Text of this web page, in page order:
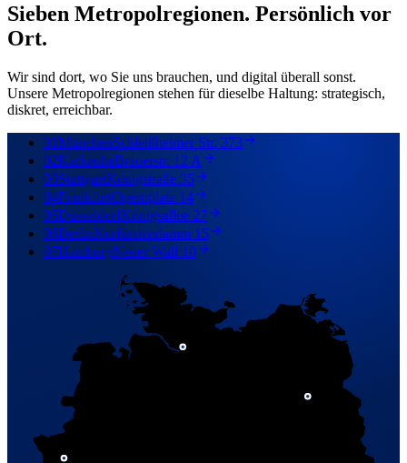
Sieben Metropolregionen. Persönlich vor
Ort.
Wir sind dort, wo Sie uns brauchen, und digital überall sonst.
Unsere Metropolregionen stehen für dieselbe Haltung: strategisch,
diskret, erreichbar.
01MünchenSchleißheimer Str. 373
02KarlsruheBrauerstr. 12 A
03StuttgartKönigstraße 35
04FrankfurtOpernplatz 14
05DüsseldorfKönigsallee 27
06BerlinKurfürstendamm 15
07HamburgNeuer Wall 10